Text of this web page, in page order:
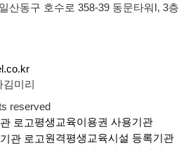
산동구 호수로 358-39 동문타워I, 3층
김미리
reserved
평생교육이용권 사용기관
원격평생교육시설 등록기관